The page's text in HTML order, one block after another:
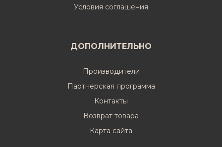
Условия соглашения
ДОПОЛНИТЕЛЬНО
Производители
Партнерская программа
Контакты
Возврат товара
Карта сайта